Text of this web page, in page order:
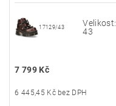
17129/43
Velikost:
43
7 799 Kč
6 445,45 Kč bez DPH